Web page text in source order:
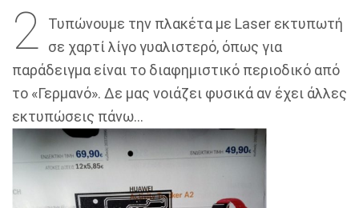
2
Τυπώνουμε την πλακέτα με Laser εκτυπωτή
σε χαρτί λίγο γυαλιστερό, όπως για
παράδειγμα είναι το διαφημιστικό περιοδικό από
το «Γερμανό». Δε μας νοιάζει φυσικά αν έχει άλλες
εκτυπώσεις πάνω…